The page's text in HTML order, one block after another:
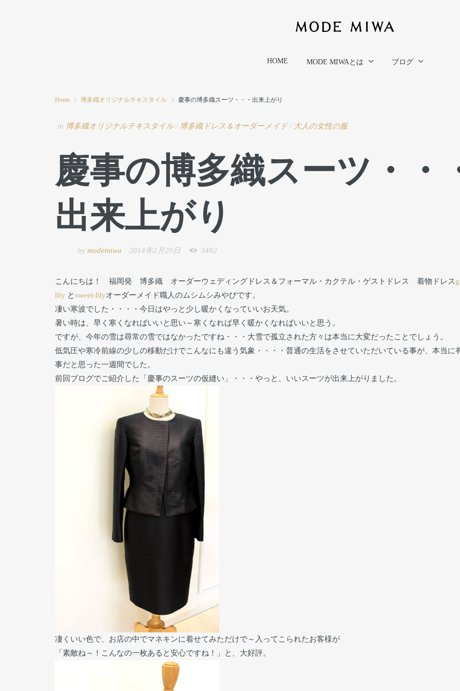
HOME MODE MIWAとは ブログ
Home 博多織オリジナルテキスタイル 慶事の博多織スーツ・・・出来上がり
in 博多織オリジナルテキスタイル/ 博多織ドレス＆オーダーメイド/ 大人の女性の服
慶事の博多織スーツ・・
出来上がり
by modemiwa 2014年2月20日 3482
こんにちは！ 福岡発 博多織 オーダーウェディングドレス＆フォーマル・カクテル・ゲストドレス 着物ドレス
lily とsweet-lilyオーダーメイド職人のムシムシみやびです。
凄い寒波でした・・・・今日はやっと少し暖かくなっていいお天気。
暑い時は、早く寒くなればいいと思い～寒くなれば早く暖かくなればいいと思う。
ですが、今年の雪は尋常の雪ではなかったですね・・・大雪で孤立された方々は本当に大変だったことでしょう。
低気圧や寒冷前線の少しの移動だけでこんなにも違う気象・・・・普通の生活をさせていただいている事が、本当に
事だと思った一週間でした。
前回ブログでご紹介した「慶事のスーツの仮縫い」・・・やっと、いいスーツが出来上がりました。
凄くいい色で、お店の中でマネキンに着せてみただけで～入ってこられたお客様が
「素敵ね～！こんなの一枚あると安心ですね！」と、大好評。